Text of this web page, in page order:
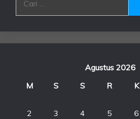
untuk:
Agustus 2026
M
S S R K
2
3 4 5 6